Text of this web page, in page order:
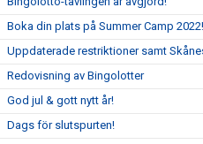
Boka din plats på Summer Camp 2022!
Uppdaterade restriktioner samt
Redovisning av Bingolotter
God jul & gott nytt år!
Dags för slutspurten!